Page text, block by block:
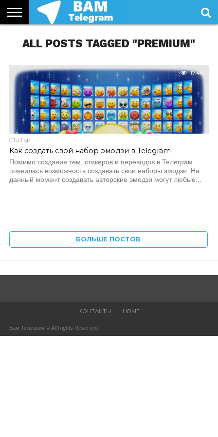
УСЛУГИ
ALL POSTS TAGGED "PREMIUM"
17.4K
СТАТЬИ
Как создать свой набор эмодзи в Telegram
Помимо создания тем, стикеров и переводов в Телеграм
появилась возможность создавать свои наборы эмодзи. На
данный момент создавать авторские эмодзи могут любые...
БОЛЬШЕ ПОСТОВ
КОНТАКТЫ HOME
Вам Телеграм © All Rights Reserved